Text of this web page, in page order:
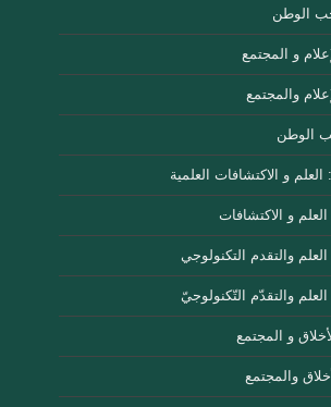
حب الوطن
و المجتمع
والمجتمع
الوطن
و الاكتشافات العلمية
و الاكتشافات
والتقدم التكنولوجي
والتقدّم التّكنولوجيّ
و المجتمع
والمجتمع